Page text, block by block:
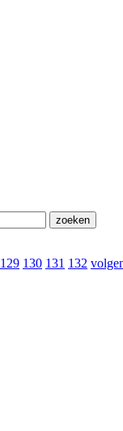
129 130 131 132